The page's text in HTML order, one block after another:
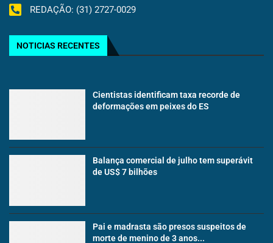
REDAÇÃO: (31) 2727-0029
NOTICIAS RECENTES
Cientistas identificam taxa recorde de
deformações em peixes do ES
Balança comercial de julho tem superávit
de US$ 7 bilhões
Pai e madrasta são presos suspeitos de
morte de menino de 3 anos...